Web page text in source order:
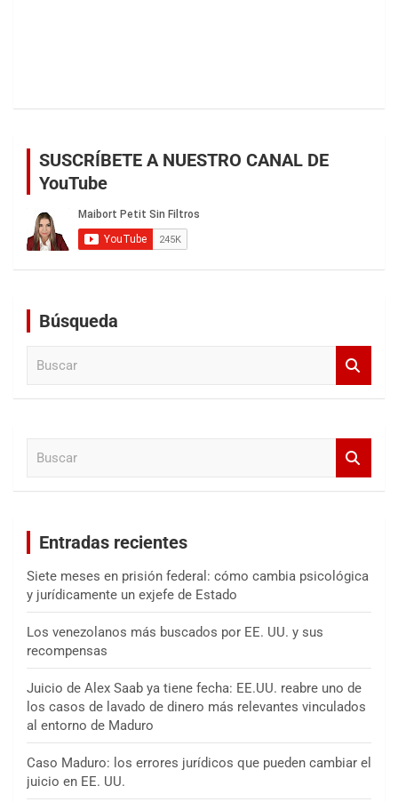
SUSCRÍBETE A NUESTRO CANAL DE
YouTube
Búsqueda
Entradas recientes
Siete meses en prisión federal: cómo cambia psicológica
y jurídicamente un exjefe de Estado
Los venezolanos más buscados por EE. UU. y sus
recompensas
Juicio de Alex Saab ya tiene fecha: EE.UU. reabre uno de
los casos de lavado de dinero más relevantes vinculados
al entorno de Maduro
Caso Maduro: los errores jurídicos que pueden cambiar el
juicio en EE. UU.